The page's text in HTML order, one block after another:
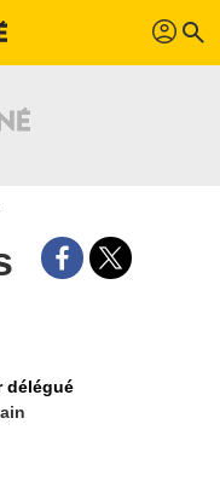
profil search
délégué